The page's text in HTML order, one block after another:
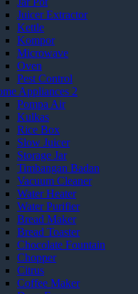
Juicer Extractor
Kettle
Kompor
Microwave
Oven
Pest Control
Appliances 2
Pompa Air
Kulkas
Rice Box
Slow Juicer
Storage Jar
Timbangan Badan
Vacuum Cleaner
Water Heater
Water Purifier
Bread Maker
Bread Toaster
Chocolate Fountain
Chopper
Citrus
Coffee Maker